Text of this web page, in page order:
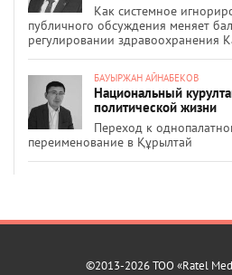
Как системное
публичного обсуждения меняет
регулировании здравоохранения
БАУЫРЖАН АЙНАБЕКОВ
Национальный
политической жизни
Переход к
переименование в Құрылтай
©2013-2026 ТОО «Ratel